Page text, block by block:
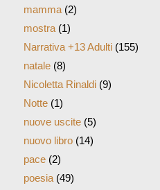
mamma(2)
mostra(1)
Narrativa +13 Adulti(155)
natale(8)
Nicoletta Rinaldi(9)
Notte(1)
nuove uscite(5)
nuovo libro(14)
pace(2)
poesia(49)